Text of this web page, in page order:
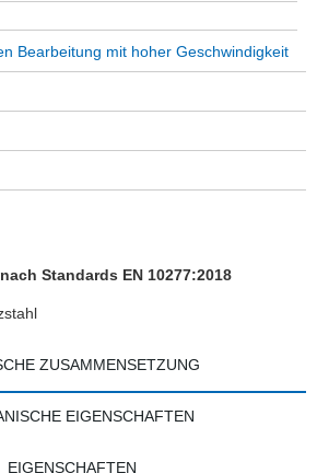
Bearbeitung mit hoher Geschwindigkeit
Standards EN 10277:2018
ZUSAMMENSETZUNG
EIGENSCHAFTEN
EIGENSCHAFTEN